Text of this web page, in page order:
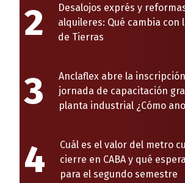
2
Desalojos exprés y
alquileres: Qué cambia con
de Tierras
3
Anclaflex abre la
jornada de capacitación
planta industrial ¿Cómo
4
Cuál es el valor del metro
cierre en CABA y qué
para el segundo semestre